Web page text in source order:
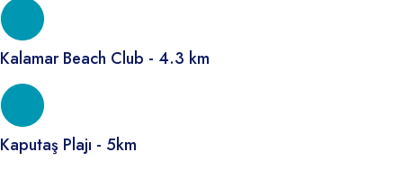
Kalamar Beach Club - 4.3 km
Kaputaş Plajı - 5km